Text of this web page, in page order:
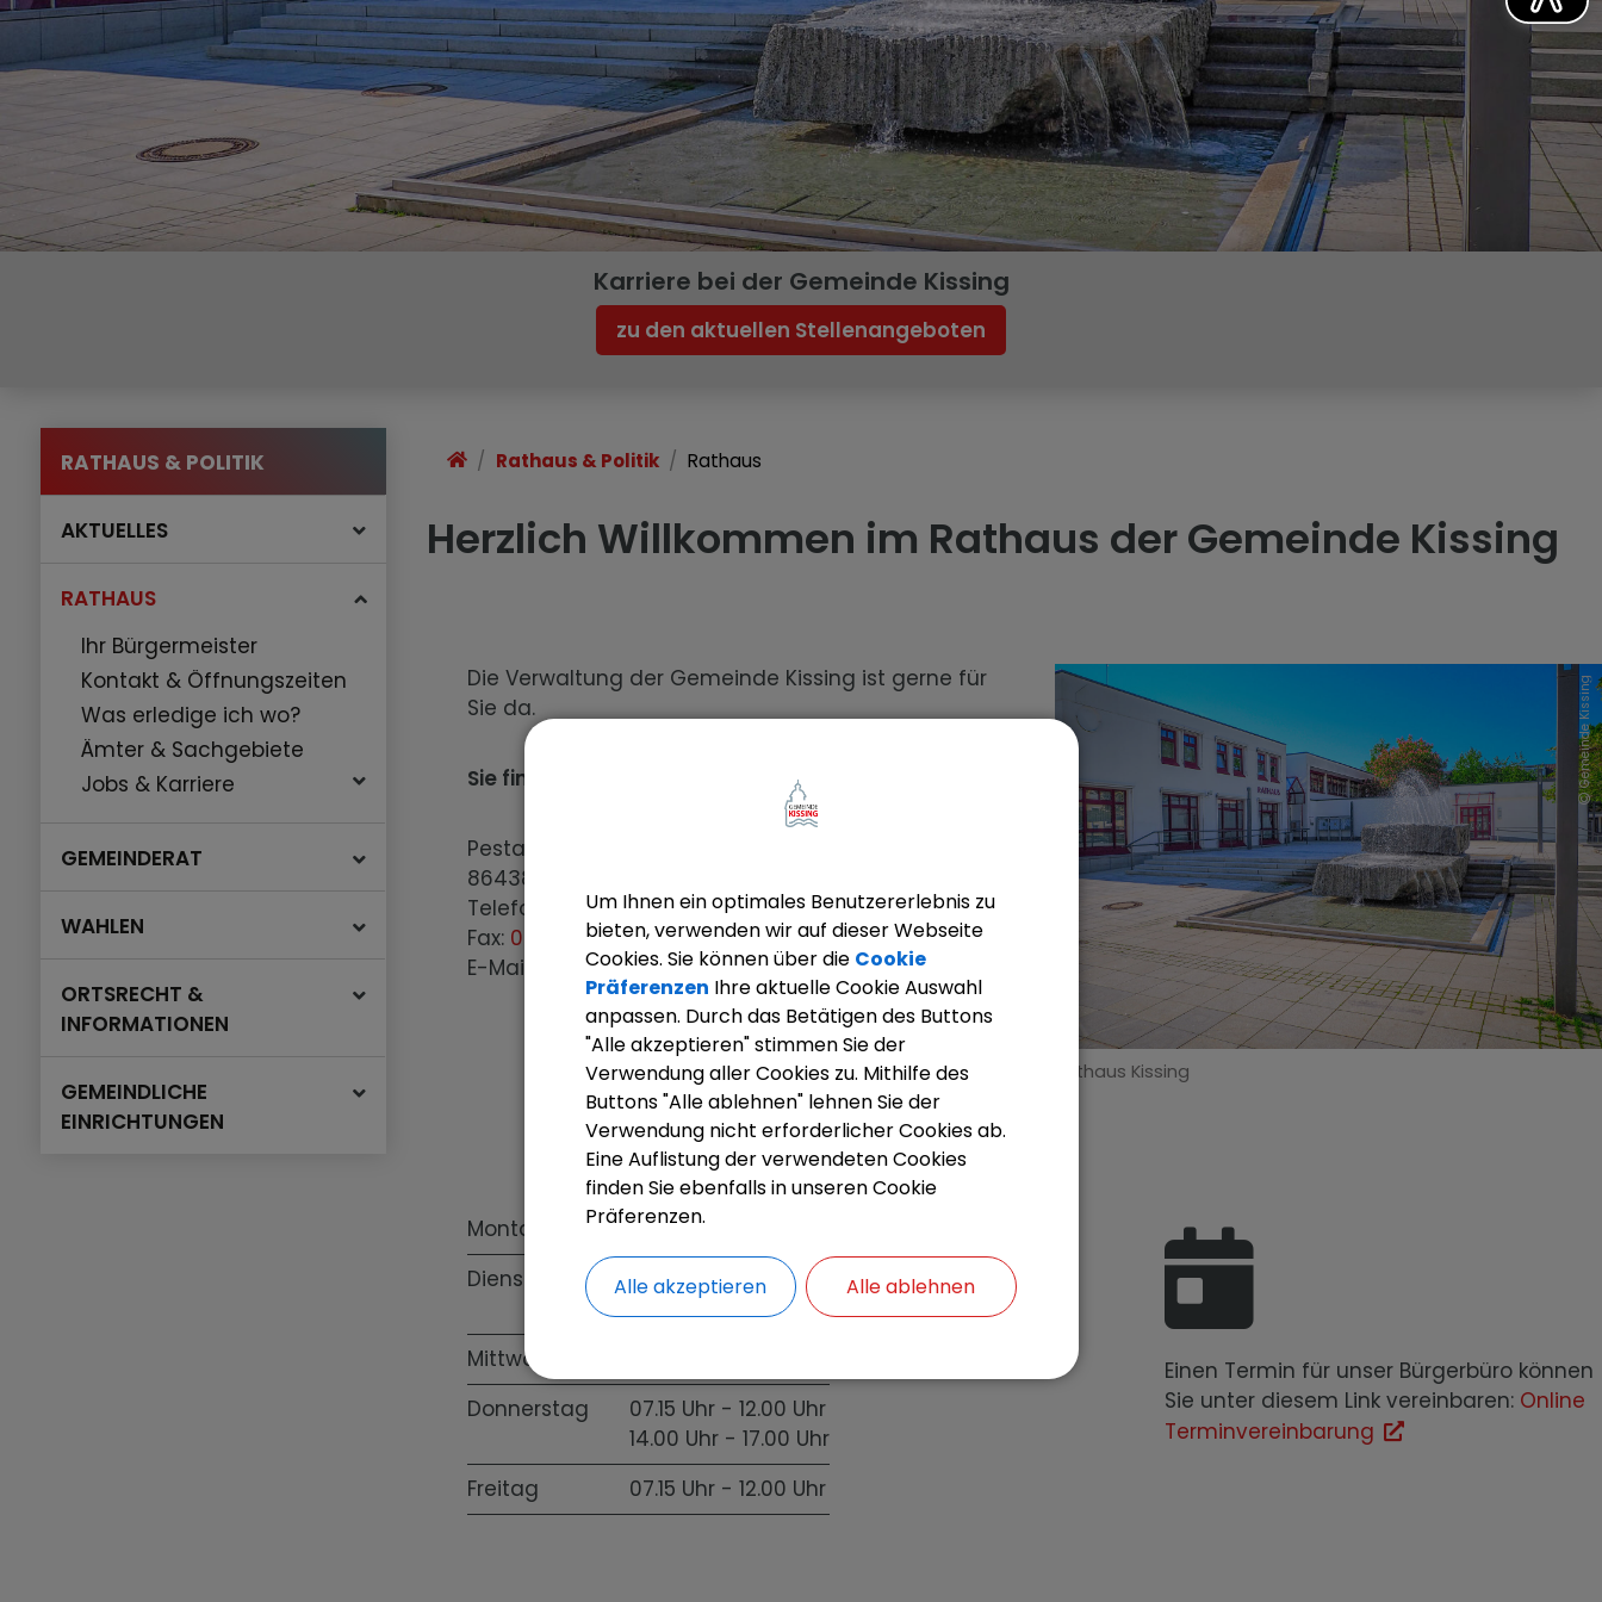
Karriere bei der Gemeinde Kissing
zu den aktuellen Stellenangeboten
RATHAUS & POLITIK
AKTUELLES
RATHAUS
Ihr Bürgermeister
Kontakt & Öffnungszeiten
Was erledige ich wo?
Ämter & Sachgebiete
Jobs & Karriere
GEMEINDERAT
WAHLEN
ORTSRECHT &
INFORMATIONEN
GEMEINDLICHE
EINRICHTUNGEN
Rathaus & Politik Rathaus
Herzlich Willkommen im Rathaus der Gemeinde Kissing
Die Verwaltung der Gemeinde Kissing ist gerne für
Sie da.
Sie finden uns hier:
Pestalozzistraße 5
86438 Kissing
Telefon:
08233/79 07-0
Fax: 08233/52 90
E-Mail:
gemeinde@kissing.de
Gemeinde Kissing
Rathaus Kissing
Montag
07.15 Uhr - 12.00 Uhr
Dienstag
07.15 Uhr - 12.00 Uhr
14.00 Uhr - 17.00 Uhr
Mittwoch
Donnerstag
07.15 Uhr - 12.00 Uhr
14.00 Uhr - 17.00 Uhr
Freitag
07.15 Uhr - 12.00 Uhr
Einen Termin für unser Bürgerbüro können
Sie unter diesem Link vereinbaren: Online
Terminvereinbarung
Um Ihnen ein optimales Benutzererlebnis zu
bieten, verwenden wir auf dieser Webseite
Cookies. Sie können über die Cookie
Präferenzen Ihre aktuelle Cookie Auswahl
anpassen. Durch das Betätigen des Buttons
"Alle akzeptieren" stimmen Sie der
Verwendung aller Cookies zu. Mithilfe des
Buttons "Alle ablehnen" lehnen Sie der
Verwendung nicht erforderlicher Cookies ab.
Eine Auflistung der verwendeten Cookies
finden Sie ebenfalls in unseren Cookie
Präferenzen.
Alle akzeptieren Alle ablehnen